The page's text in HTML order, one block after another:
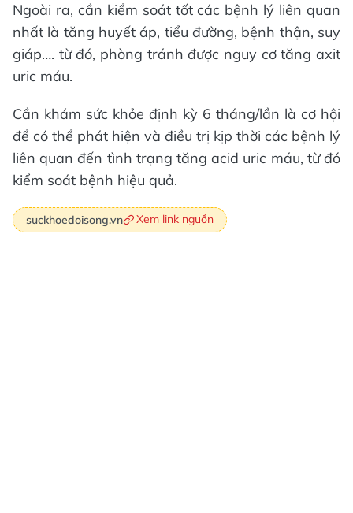
Ngoài ra, cần kiểm soát tốt các bệnh lý liên quan
nhất là tăng huyết áp, tiểu đường, bệnh thận, suy
giáp…. từ đó, phòng tránh được nguy cơ tăng axit
uric máu.
Cần khám sức khỏe định kỳ 6 tháng/lần là cơ hội
để có thể phát hiện và điều trị kịp thời các bệnh lý
liên quan đến tình trạng tăng acid uric máu, từ đó
kiểm soát bệnh hiệu quả.
suckhoedoisong.vn Xem link nguồn